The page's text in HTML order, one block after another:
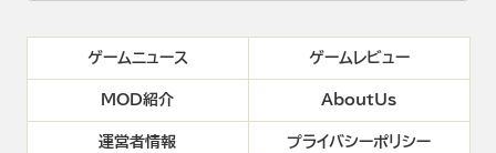
ゲームニュース ゲームレビュー
MOD紹介 AboutUs
運営者情報 プライバシーポリシー